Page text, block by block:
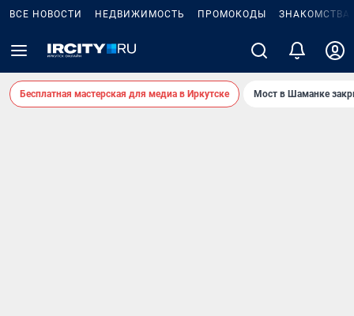
ВСЕ НОВОСТИ НЕДВИЖИМОСТЬ ПРОМОКОДЫ ЗНАКОМСТВА
Бесплатная мастерская для медиа в Иркутске Мост в Шаманке